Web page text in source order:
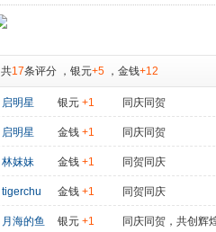
共17条评分 ， 银元+5 ， 金钱+12
启明星 银元 +1 同庆同贺
启明星 金钱 +1 同庆同贺
林妺妹 金钱 +1 同贺同庆
tigerchu 金钱 +1 同贺同庆
月海的鱼 银元 +1 同庆同贺，共创辉